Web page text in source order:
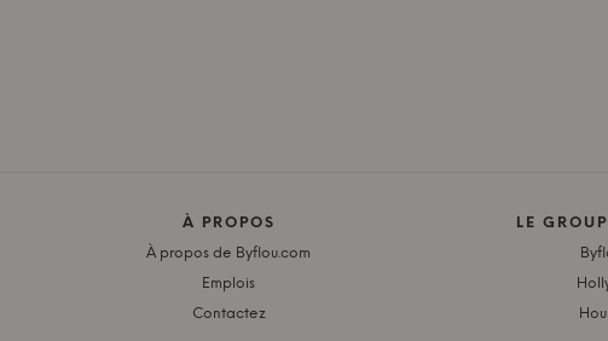
À PROPOS
À propos de Byflou.com
Emplois
Contactez
LE